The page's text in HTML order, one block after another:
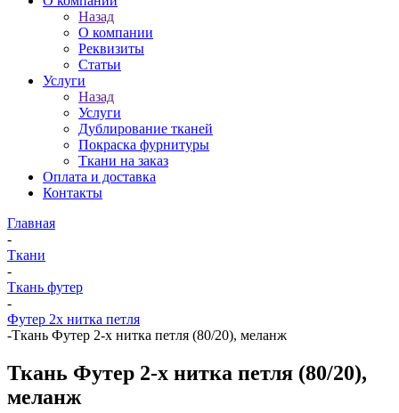
Назад
О компании
Реквизиты
Статьи
Услуги
Назад
Услуги
Дублирование тканей
Покраска фурнитуры
Ткани на заказ
Оплата и доставка
Контакты
Главная
-
Ткани
-
Ткань футер
-
Футер 2х нитка петля
-Ткань Футер 2-х нитка петля (80/20), меланж
Ткань Футер 2-х нитка петля (80/20),
меланж